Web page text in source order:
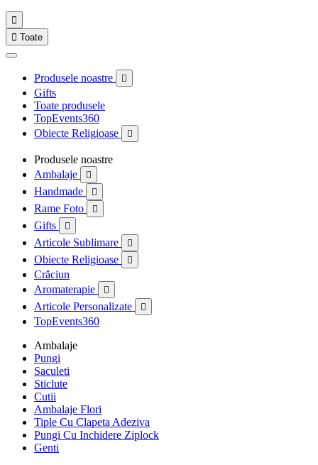

 Toate
Produsele noastre 
Gifts
Toate produsele
TopEvents360
Obiecte Religioase

Produsele noastre
Ambalaje

Handmade 
Rame Foto 
Gifts 
Articole Sublimare 
Obiecte Religioase 
Crăciun
Aromaterapie

Articole Personalizate 
TopEvents360
Ambalaje
Pungi
Saculeti
Sticlute
Cutii
Ambalaje Flori
Tiple Cu Clapeta Adeziva
Pungi Cu Inchidere Ziplock
Genti